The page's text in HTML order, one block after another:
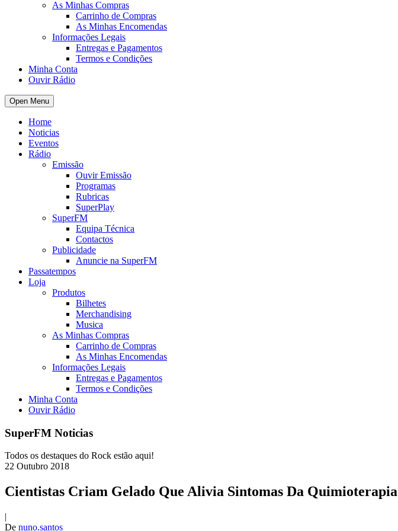
As Minhas Compras
Carrinho de Compras
As Minhas Encomendas
Informações Legais
Entregas e Pagamentos
Termos e Condições
Minha Conta
Ouvir Rádio
Open Menu
Home
Noticias
Eventos
Rádio
Emissão
Ouvir Emissão
Programas
Rubricas
SuperPlay
SuperFM
Equipa Técnica
Contactos
Publicidade
Anuncie na SuperFM
Passatempos
Loja
Produtos
Bilhetes
Merchandising
Musica
As Minhas Compras
Carrinho de Compras
As Minhas Encomendas
Informações Legais
Entregas e Pagamentos
Termos e Condições
Minha Conta
Ouvir Rádio
SuperFM Noticias
Todos os destaques do Rock estão aqui!
22 Outubro 2018
Cientistas Criam Gelado Que Alivia Sintomas Da Quimioterapia
|
De nuno.santos